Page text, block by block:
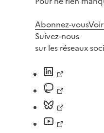
Abonnez-vous
Suivez-nous
sur les réseaux